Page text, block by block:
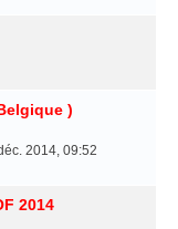
)
2014, 09:52
2014